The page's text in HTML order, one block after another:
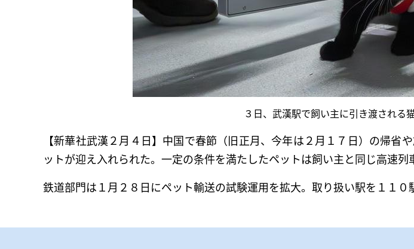
３日、武漢駅で飼い主に引き渡される
【新華社武漢２月４日】中国で春節（旧正月、今年は２月１７日）の帰
ットが迎え入れられた。一定の条件を満たしたペットは飼い主と同じ高速列
鉄道部門は１月２８日にペット輸送の試験運用を拡大。取り扱い駅を１１０